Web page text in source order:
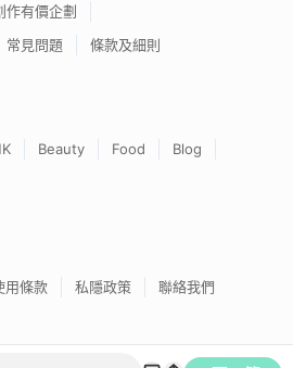
作有價企劃
常見問題 條款及細則
Beauty Food
Blog
用條款 私隱政策 聯絡我們